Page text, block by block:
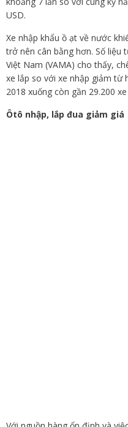
USD.
Xe nhập khẩu ồ ạt về nước
trở nên cân bằng hơn. Số liệu
Việt Nam (VAMA) cho thấy,
xe lắp so với xe nhập giảm từ
2018 xuống còn gần 29.200
Ôtô nhập, lắp đua giảm giá